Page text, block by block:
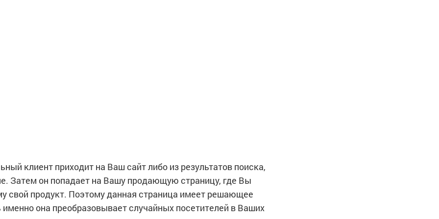
клиент приходит на Ваш сайт либо из результатов поиска,
Затем он попадает на Вашу продающую страницу, где Вы
свой продукт. Поэтому данная страница имеет решающее
она преобразовывает случайных посетителей в Ваших